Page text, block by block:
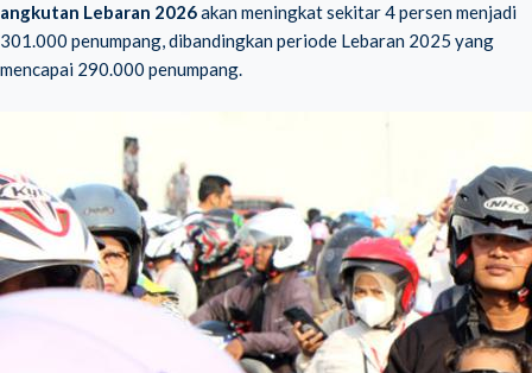
angkutan Lebaran 2026akan meningkat sekitar 4 persen menjadi
301.000 penumpang, dibandingkan periode Lebaran 2025 yang
mencapai 290.000 penumpang.